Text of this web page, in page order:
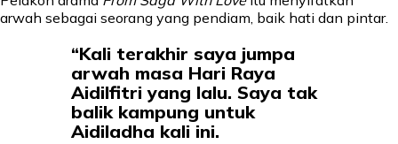
arwah sebagai seorang yang pendiam, baik hati dan pintar.
“Kali terakhir saya jumpa
arwah masa Hari Raya
Aidilfitri yang lalu. Saya tak
balik kampung untuk
Aidiladha kali ini.